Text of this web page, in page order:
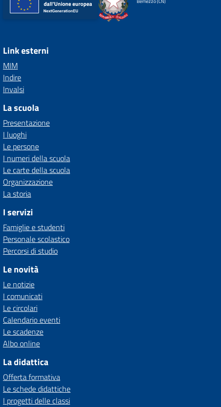
Link esterni
MIM
Indire
Invalsi
La scuola
Presentazione
I luoghi
Le persone
I numeri della scuola
Le carte della scuola
Organizzazione
La storia
I servizi
Famiglie e studenti
Personale scolastico
Percorsi di studio
Le novità
Le notizie
I comunicati
Le circolari
Calendario eventi
Le scadenze
Albo online
La didattica
Offerta formativa
Le schede didattiche
I progetti delle classi